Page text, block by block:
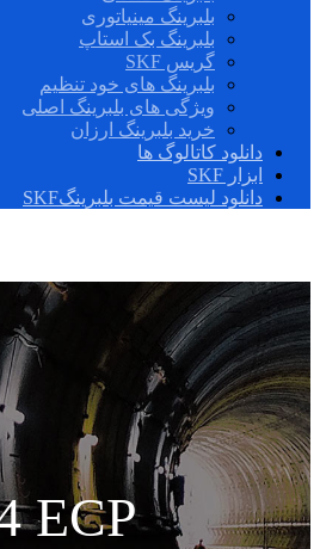
بلبرینگ مینیاتوری
بلبرینگ بک استاپ
گریس SKF
بلبرینگ های خود تنظیم
ویژگی های بلبرینگ اصلی
خرید بلبرینگ ارزان
دانلود کاتالوگ ها
ابزار SKF
دانلود لیست قیمت بلبرینگSKF
ECP